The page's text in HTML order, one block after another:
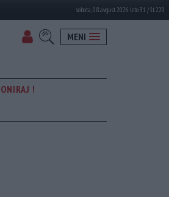
sobota, 08. avgust 2026 leto 31 / št. 220
MENI
!